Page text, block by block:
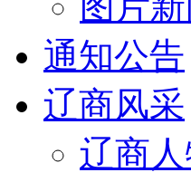
通知公告
辽商风采
辽商